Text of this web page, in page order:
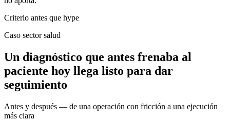
Criterio antes que hype
Caso sector salud
Un diagnóstico que antes frenaba al
paciente hoy llega listo para dar
seguimiento
Antes y después — de una operación con fricción a una ejecución
más clara